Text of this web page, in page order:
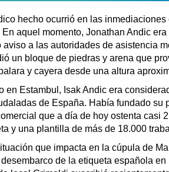
hecho ocurrió en las
aquel momento, Jonathan Andic
aviso a las autoridades de asistencia
un bloque de piedras y arena que
y cayera desde una altura
en Estambul, Isak Andic era
de España. Había fundado su
que a día de hoy ostenta casi
y una plantilla de más de 18.000
que impacta en la cúpula de
de la etiqueta española